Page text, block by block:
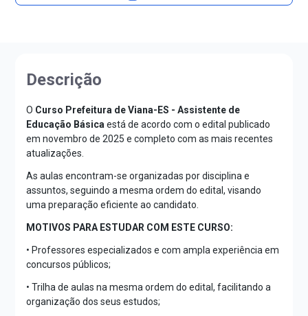
Descrição
O Curso Prefeitura de Viana-ES - Assistente de
Educação Básica está de acordo com o edital publicado
em novembro de 2025 e completo com as mais recentes
atualizações.
As aulas encontram-se organizadas por disciplina e
assuntos, seguindo a mesma ordem do edital, visando
uma preparação eficiente ao candidato.
MOTIVOS PARA ESTUDAR COM ESTE CURSO:
• Professores especializados e com ampla experiência em
concursos públicos;
• Trilha de aulas na mesma ordem do edital, facilitando a
organização dos seus estudos;